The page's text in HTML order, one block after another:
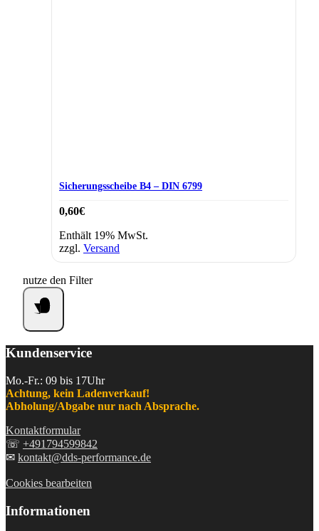
Sicherungsscheibe B4 – DIN 6799
0,60€
Enthält 19% MwSt.
zzgl. Versand
nutze den Filter
Kundenservice
Mo.-Fr.: 09 bis 17Uhr
Achtung, kein Ladenverkauf!
Abholung/Abgabe nur nach Absprache.
Kontaktformular
☏ +491794599842
✉ kontakt@dds-performance.de
Cookies bearbeiten
Informationen